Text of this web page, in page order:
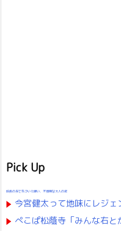
Pick Up
成長の先で気づいた想い、不器用な大人の恋
今宮健太って地味にレジェ
ぺこぱ松蔭寺「みんな右